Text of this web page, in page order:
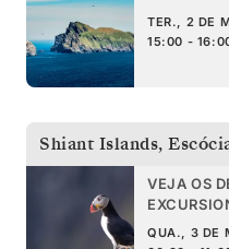
TER., 2 DE
15:00 -
Shiant Islands,
VEJA OS
QUA., 3 DE